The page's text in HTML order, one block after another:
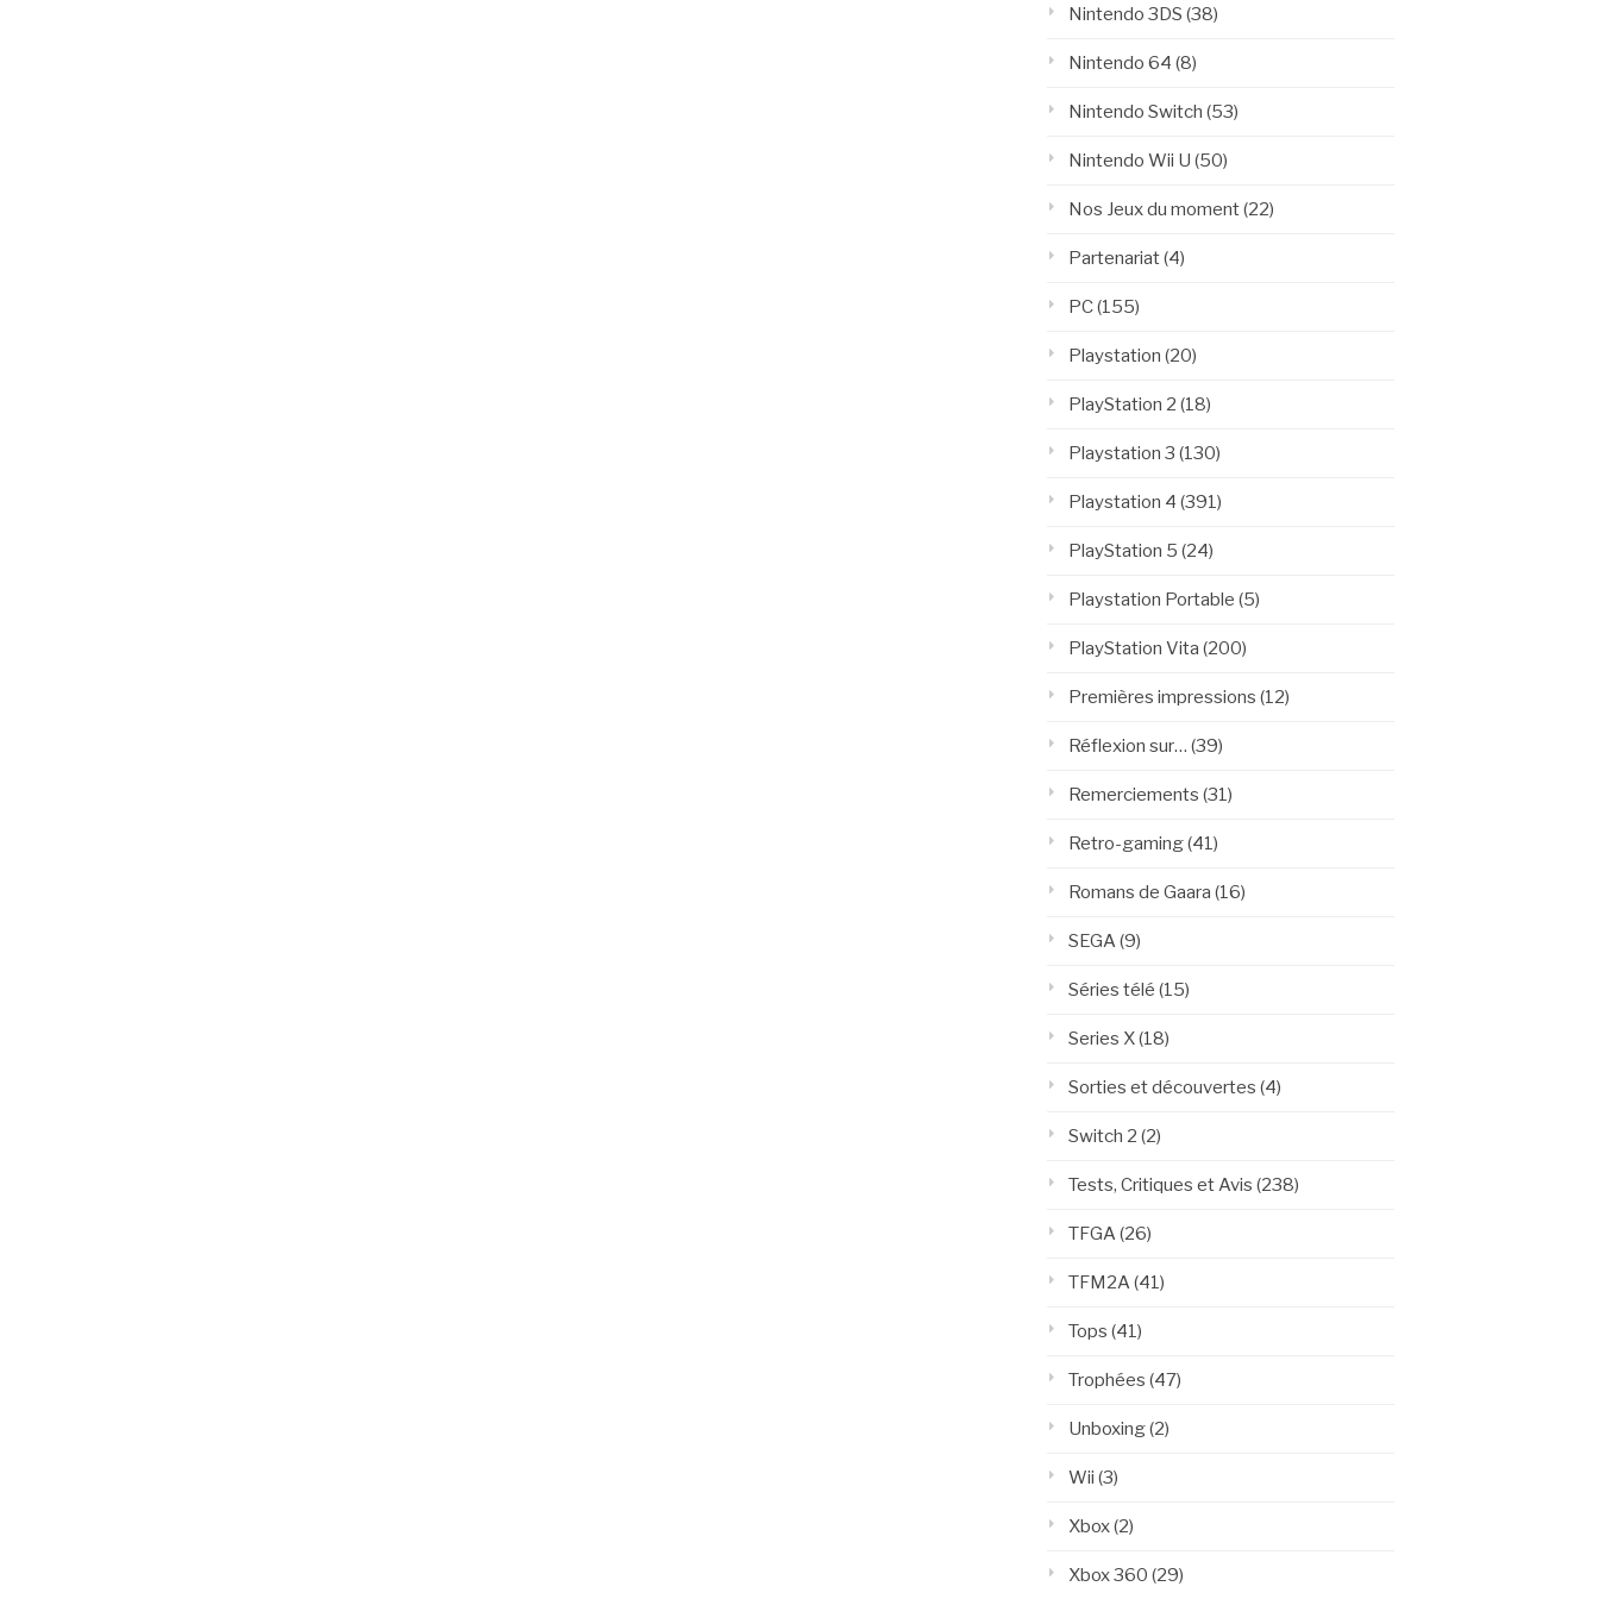
Nintendo 3DS (38)
Nintendo 64 (8)
Nintendo Switch (53)
Nintendo Wii U (50)
Nos Jeux du moment(22)
Partenariat(4)
PC(155)
Playstation (20)
PlayStation 2 (18)
Playstation 3 (130)
Playstation 4 (391)
PlayStation 5 (24)
Playstation Portable (5)
PlayStation Vita (200)
Premières impressions (12)
Réflexion sur… (39)
Remerciements (31)
Retro-gaming(41)
Romans de Gaara (16)
SEGA (9)
Séries télé (15)
Series X(18)
Sorties et découvertes (4)
Switch 2 (2)
Tests, Critiques et Avis (238)
TFGA (26)
TFM2A (41)
Tops (41)
Trophées (47)
Unboxing(2)
Wii (3)
Xbox(2)
Xbox 360 (29)